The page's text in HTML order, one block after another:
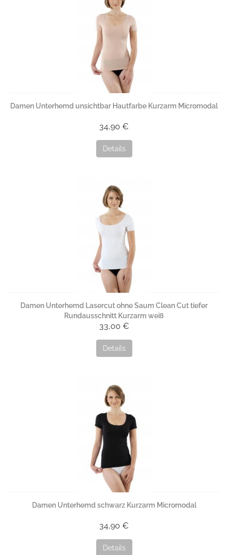
Damen Unterhemd unsichtbar Hautfarbe Kurzarm Micromodal
34,90 €
Details
Damen Unterhemd Lasercut ohne Saum Clean Cut tiefer
Rundausschnitt Kurzarm weiß
33,00 €
Details
Damen Unterhemd schwarz Kurzarm Micromodal
34,90 €
Details